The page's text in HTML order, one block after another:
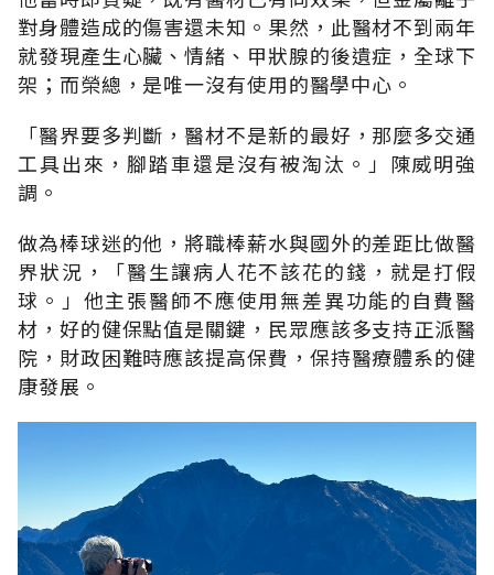
對身體造成的傷害還未知。果然，此醫材不到兩年
就發現產生心臟、情緒、甲狀腺的後遺症，全球下
架；而榮總，是唯一沒有使用的醫學中心。
「醫界要多判斷，醫材不是新的最好，那麼多交通
工具出來，腳踏車還是沒有被淘汰 。」 陳威明強
調 。
做為棒球迷的他，將職棒薪水與國外的差距比做醫
界狀況 ，「醫生讓病人花不該花的錢，就是打假
球。」他主張醫師不應使用無差異功能的自費醫
材，好的健保點值是關鍵，民眾應該多支持正派醫
院，財政困難時應該提高保費，保持醫療體系的健
康發展。